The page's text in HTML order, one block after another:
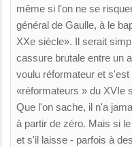
même si l'on ne se
général de Gaulle, à le
XXe siècle». Il serait
cassure brutale entre un
voulu réformateur et
«réformateurs » du XVIe
Que l'on sache, il n'a
à partir de zéro. Mais si
et s'il laisse - parfois à